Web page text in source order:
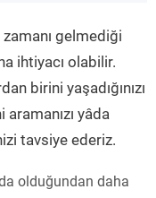
gelmediği
ihtiyacı olabilir.
birini yaşadığınızı
yâda
tavsiye ederiz.
olduğundan daha